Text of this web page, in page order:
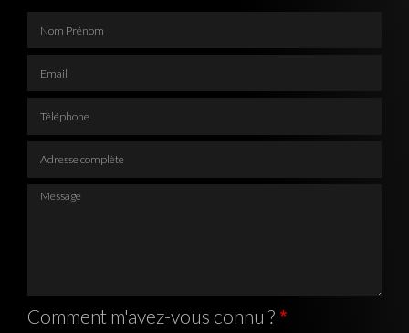
Message
Comment m'avez-vous connu ?